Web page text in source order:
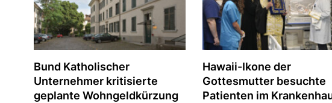
Bund Katholischer
Unternehmer kritisierte
geplante Wohngeldkürzung
Hawaii-Ikone der
Gottesmutter besuchte
Patienten im